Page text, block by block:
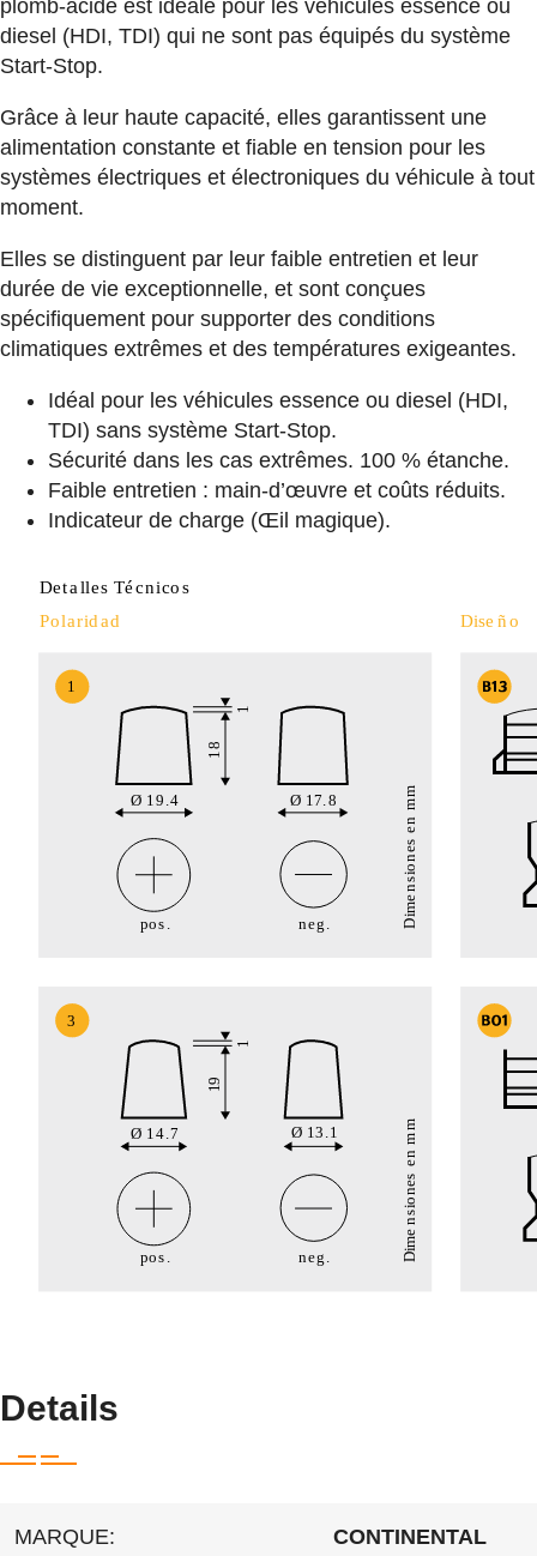
plomb-acide est idéale pour les véhicules essence ou
diesel (HDI, TDI) qui ne sont pas équipés du système
Start-Stop.
Grâce à leur haute capacité, elles garantissent une
alimentation constante et fiable en tension pour les
systèmes électriques et électroniques du véhicule à tout
moment.
Elles se distinguent par leur faible entretien et leur
durée de vie exceptionnelle, et sont conçues
spécifiquement pour supporter des conditions
climatiques extrêmes et des températures exigeantes.
Idéal pour les véhicules essence ou diesel (HDI,
TDI) sans système Start-Stop.
Sécurité dans les cas extrêmes. 100 % étanche.
Faible entretien : main-d’œuvre et coûts réduits.
Indicateur de charge (Œil magique).
Details
MARQUE: CONTINENTAL